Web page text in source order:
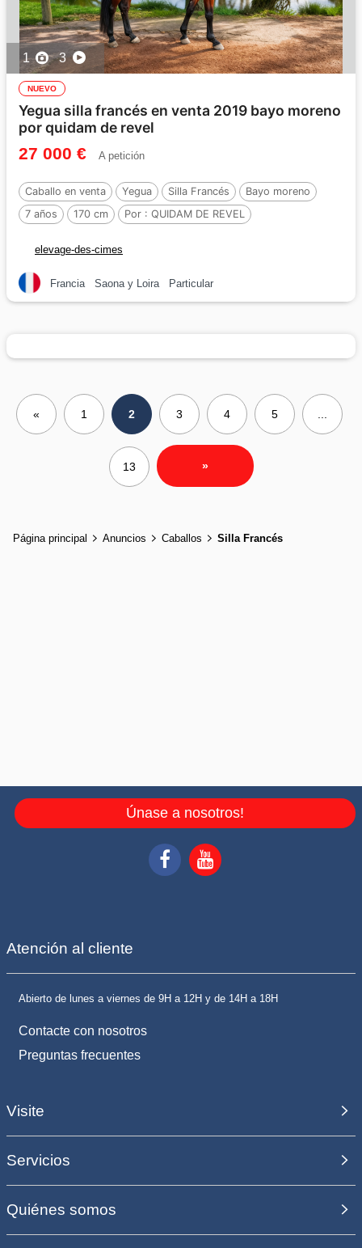
1 3
NUEVO
Yegua silla francés en venta 2019 bayo moreno
por quidam de revel
27 000 € A petición
Caballo en venta Yegua Silla Francés
Bayo moreno
7 años
170 cm Por : QUIDAM DE REVEL
elevage-des-cimes
Francia Saona y Loira Particular
« 1 2 3 4 5
13 »
Página principal Anuncios Caballos Silla Francés
Únase a nosotros!
Atención al cliente
Abierto de lunes a viernes de 9H a 12H y de 14H a 18H
Contacte con nosotros
Preguntas frecuentes
Visite
Servicios
Quiénes somos